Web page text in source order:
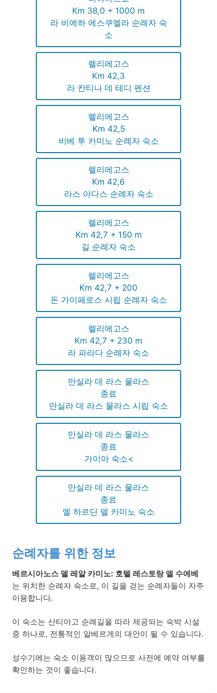
Km 38,0 + 1000 m
라 비에하 에스쿠엘라 순례자 숙
소
렐리에고스
Km 42,3
라 칸티나 데 테디 펜션
렐리에고스
Km 42,5
비베 투 카미노 순례자 숙소
렐리에고스
Km 42,6
라스 아다스 순례자 숙소
렐리에고스
Km 42,7 + 150 m
길 순례자 숙소
렐리에고스
Km 42,7 + 200
돈 가이페로스 시립 순례자 숙소
렐리에고스
Km 42,7 + 230 m
라 파라다 순례자 숙소
만실라 데 라스 물라스
종료
만실라 데 라스 물라스 시립 숙소
만실라 데 라스 물라스
종료
가이아 숙소<
만실라 데 라스 물라스
종료
엘 하르딘 델 카미노 숙소
순례자를 위한 정보
베르시아노스 델 레알 카미노: 호텔 레스토랑 엘 수에베
는 위치한 순례자 숙소로, 이 길을 걷는 순례자들이 자주
이용합니다.
이 숙소는 산티아고 순례길을 따라 제공되는 숙박 시설
중 하나로, 전통적인 알베르게의 대안이 될 수 있습니다.
성수기에는 숙소 이용객이 많으므로 사전에 예약 여부를
확인하는 것이 좋습니다.